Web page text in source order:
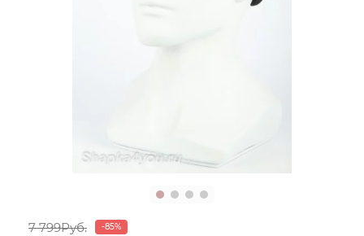
7 799Руб. -85%